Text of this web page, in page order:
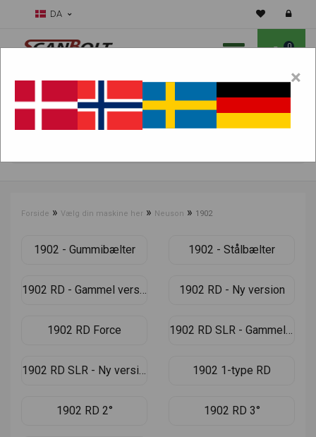
DA
0
Forside » Vælg din maskine her » Neuson » 1902
1902 - Gummibælter 1902 - Stålbælter
1902 RD - Gammel version 1902 RD - Ny version
1902 RD Force 1902 RD SLR - Gammel version
1902 RD SLR - Ny version 1902 1-type RD
1902 RD 2° 1902 RD 3°
×